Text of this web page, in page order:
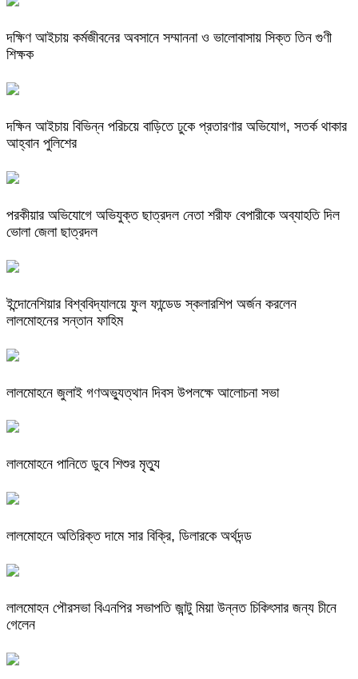
দক্ষিণ আইচায় কর্মজীবনের অবসানে সম্মাননা ও ভালোবাসায় সিক্ত তিন গুণী
শিক্ষক
দক্ষিন আইচায় ‎বিভিন্ন পরিচয়ে বাড়িতে ঢুকে প্রতারণার অভিযোগ, সতর্ক থাকার
আহ্বান পুলিশের
পরকীয়ার অভিযোগে অভিযুক্ত ছাত্রদল নেতা শরীফ বেপারীকে অব্যাহতি দিল
ভোলা জেলা ছাত্রদল
ইন্দোনেশিয়ার বিশ্ববিদ্যালয়ে ফুল ফান্ডেড স্কলারশিপ অর্জন করলেন
লালমোহনের সন্তান ফাহিম
লালমোহনে জুলাই গণঅভ্যুত্থান দিবস উপলক্ষে আলোচনা সভা
লালমোহনে পানিতে ডুবে শিশুর মৃত্যু
লালমোহনে অতিরিক্ত দামে সার বিক্রি, ডিলারকে অর্থদন্ড
লালমোহন পৌরসভা বিএনপির সভাপতি জান্টু মিয়া উন্নত চিকিৎসার জন্য চীনে
গেলেন